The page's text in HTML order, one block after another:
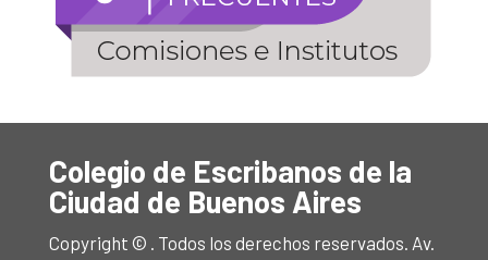
Colegio de Escribanos de la
Ciudad de Buenos Aires
Copyright © . Todos los derechos reservados. Av.